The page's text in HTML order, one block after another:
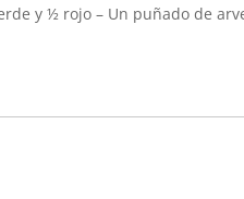
y ½ rojo – Un puñado de